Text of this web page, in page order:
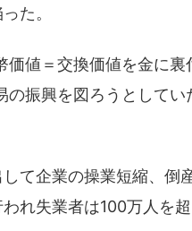
た。
価値＝交換価値を金に裏
振興を図ろうとしてい
て企業の操業短縮、倒
れ失業者は100万人を超